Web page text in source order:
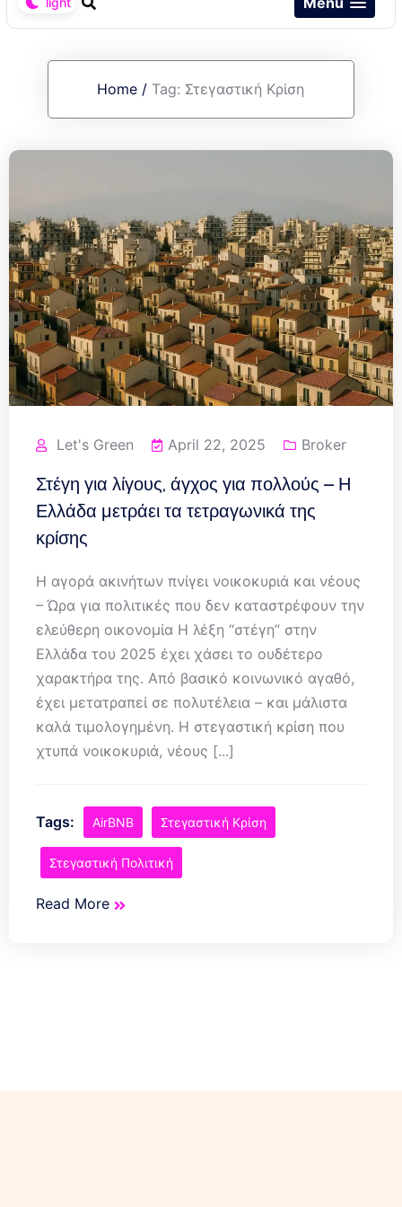
Home / Tag: Στεγαστική Κρίση
Let's Green April 22, 2025 Broker
Στέγη για λίγους, άγχος για πολλούς – Η
Ελλάδα μετράει τα τετραγωνικά της
κρίσης
Η αγορά ακινήτων πνίγει νοικοκυριά και νέους
– Ώρα για πολιτικές που δεν καταστρέφουν την
ελεύθερη οικονομία Η λέξη “στέγη” στην
Ελλάδα του 2025 έχει χάσει το ουδέτερο
χαρακτήρα της. Από βασικό κοινωνικό αγαθό,
έχει μετατραπεί σε πολυτέλεια – και μάλιστα
καλά τιμολογημένη. Η στεγαστική κρίση που
χτυπά νοικοκυριά, νέους [...]
Tags: AirBNB Στεγαστική Κρίση
Στεγαστική Πολιτική
Read More